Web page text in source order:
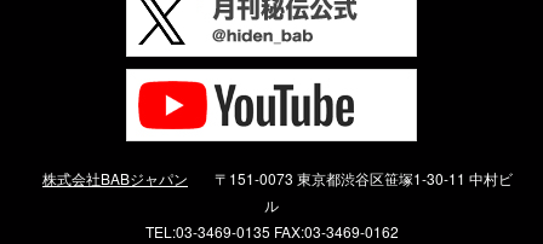
株式会社BABジャパン
〒151-0073 東京都渋谷区笹塚1-30-11 中村ビ
ル
TEL:03-3469-0135 FAX:03-3469-0162